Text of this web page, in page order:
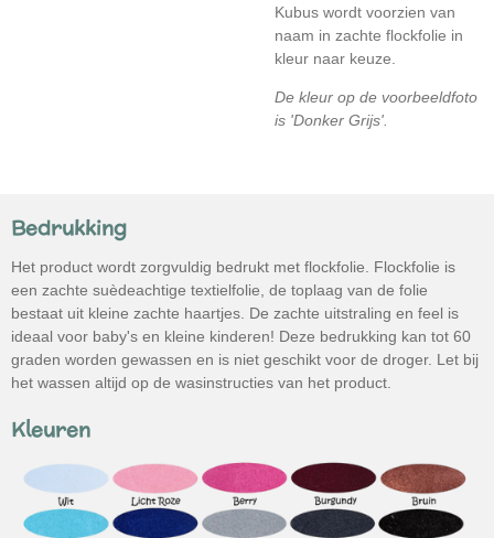
Kubus wordt voorzien van
naam in zachte flockfolie in
kleur naar keuze.
De kleur op de voorbeeldfoto
is 'Donker Grijs'.
Bedrukking
Het product wordt zorgvuldig bedrukt met flockfolie. Flockfolie is
een zachte suèdeachtige textielfolie, de toplaag van de folie
bestaat uit kleine zachte haartjes. De zachte uitstraling en feel is
ideaal voor baby's en kleine kinderen! Deze bedrukking kan tot 60
graden worden gewassen en is niet geschikt voor de droger. Let bij
het wassen altijd op de wasinstructies van het product.
Kleuren